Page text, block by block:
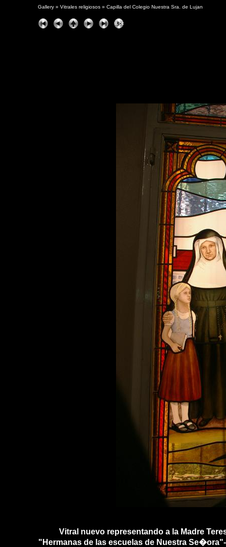
Gallery » Vitrales religiosos » Capilla del Colegio Nuestra Sra. de Lujan
Vitral nuevo representando a la Madre
"Hermanas de las escuelas de Nuestra